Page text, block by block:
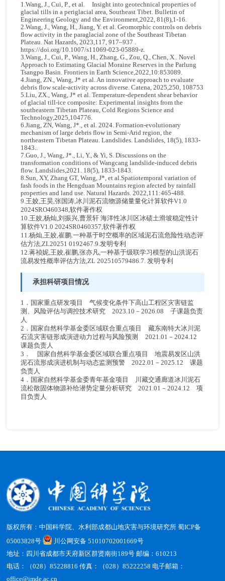
1.Wang, J., Cui, P., et al. Insight into geotechnical properties of
glacial tills in a periglacial area, Southeast Tibet. Bulletin of
Engineering Geology and the Environment,2022, 81(8),1-16.
2.Wang, J., Wang, H., Jiang, Y. et al. Geomorphic controls on debris
flow activity in the paraglacial zone of the Southeast Tibetan
Plateau. Nat Hazards, 2023,117, 917–937 .
https://doi.org/10.1007/s11069-023-05889-z.
3.Wang, J., Cui, P., Wang, H., Zhang, G., Zou, Q., Chen, X.. Novel
Approach to Estimating Glacial Moraine Reserves in the Parlung
Tsangpo Basin. Frontiers in Earth Science,2022,10:853089.
4.Jiang, ZN., Wang, J* et al. An innovative approach to evaluate
debris flow scale-activity across diverse. Catena, 2025,250, 108753
5.Liu, ZX., Wang, J* et al. Temperature-dependent shear behavior
of glacial till-ice composite: Experimental insights from the
southeastern Tibetan Plateau, Cold Regions Science and
Technology,2025,104776.
6.Jiang, ZN, Wang, J*., et al. 2024. Formation-evolutionary
mechanism of large debris flow in Semi-Arid region, the
northeastern Tibetan Plateau. Landslides. Landslides, 18(5), 1833-
1843..
7.Guo, J., Wang, J*., Li, Y., & Yi, S. Discussions on the
transformation conditions of Wangcang landslide-induced debris
flow. Landslides,2021. 18(5), 1833-1843.
8.Sun, XY, Zhang GT, Wang, J*, et al.Spatiotemporal variation of
fash foods in the Hengduan Mountains region afected by rainfall
properties and land use. Natural Hazards. 2022,111:465-488.
9.王姣,王昊,张国涛,冰川泥石流物源储量量化计算软件V1.0
2024SRO460348,软件著作权
10.王姣,杨灿,刘振兴,曹景轩 海洋性冰川区冰碛土滑坡稳定性计
算软件V1.0 2024SR0460357,软件著作权
11.杨灿,王姣,崔鹏.一种基于时空概率的区域泥石流危险性动态评
估方法,ZL20251 0192467.9.发明专利
12.蒋祯妮,王姣,崔鹏,张亦凡,一种基于级联学习模型的山洪泥石
流易发性概率评估方法,ZL 202510579486.7. 发明专利
承担科研项目情况
1．国家重点研发项目 气候变化条件下高山工程区灾害链监
测、风险评估与调控技术研究 2023.10－2026.08 子课题负责
人
2．国家自然科学基金委区域联合重点项目 藏东南特大冰川泥
石流灾害链形成演进动力过程与风险预测 2021.01－2024.12
课题负责人
3． 国家自然科学基金委区域联合重点项目 地震易发区山洪
泥石流形成演进机制与动态监测预警 2022.01－2025.12 课题
负责人
4．国家自然科学基金委青年基金项目 川藏交通廊道冰川泥石
流松散固体物源补给潜势定量分析研究 2021.01－2024.12 项
目负责人
版权所有：中国科学院、水利部成都山地灾害与环境研究所蜀ICP备
05003828号
川公网安备 51010702001669号
地址：四川省成都市天府新区群贤南街189号 邮编：610213
电话：（028）85228816 传真：（028）85222258 电子邮箱：
office@imde.ac.cn